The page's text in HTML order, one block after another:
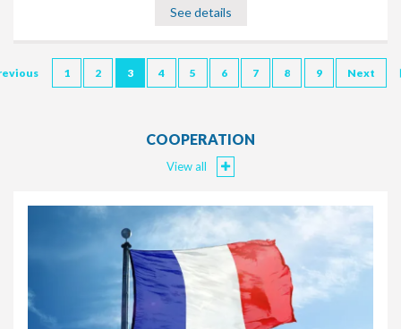
See details
1 2 3 4 5 6 7 8 9 Next
COOPERATION
View all